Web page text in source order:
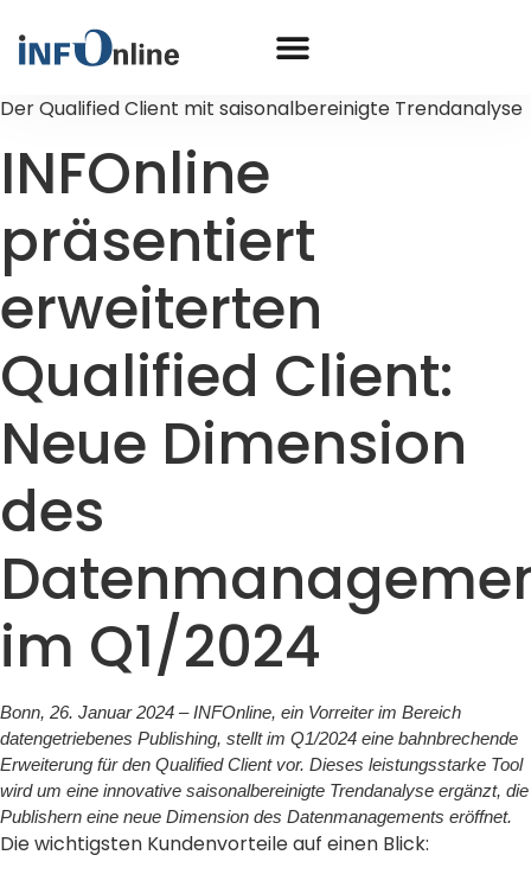
Der Qualified Client mit saisonalbereinigte Trendanalyse
INFOnline
präsentiert
erweiterten
Qualified Client:
Neue Dimension
des
im Q1/2024
Bonn, 26. Januar 2024 – INFOnline, ein Vorreiter im Bereich
datengetriebenes Publishing, stellt im Q1/2024 eine bahnbrechende
Erweiterung für den Qualified Client vor. Dieses leistungsstarke Tool
wird um eine innovative saisonalbereinigte Trendanalyse ergänzt, die
Publishern eine neue Dimension des Datenmanagements eröffnet.
Die wichtigsten Kundenvorteile auf einen Blick: